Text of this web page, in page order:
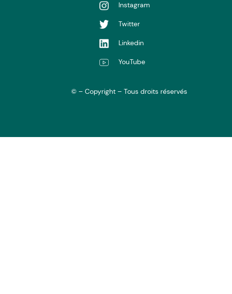
Instagram
Twitter
Linkedin
YouTube
© – Copyright – Tous droits réservés